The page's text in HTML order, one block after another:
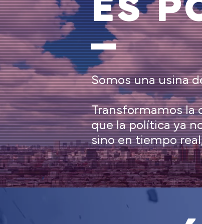
ES
Somos una usina
Transformamos la
que la política ya
sino en tiempo